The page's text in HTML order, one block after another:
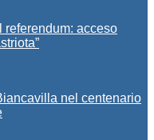
referendum: acceso
nel centenario